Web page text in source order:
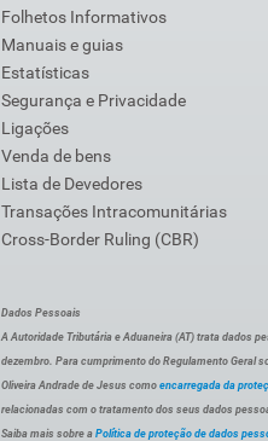
Folhetos Informativos
Manuais e guias
Estatísticas
Segurança e Privacidade
Ligações
Venda de bens
Lista de Devedores
Transações Intracomunitárias
Cross-Border Ruling (CBR)
Dados Pessoais
A Autoridade Tributária e Aduaneira (AT) trata dados
dezembro. Para cumprimento do Regulamento Geral
Oliveira Andrade de Jesus como encarregada da
relacionadas com o tratamento dos seus dados
Saiba mais sobre a Política de proteção de dados